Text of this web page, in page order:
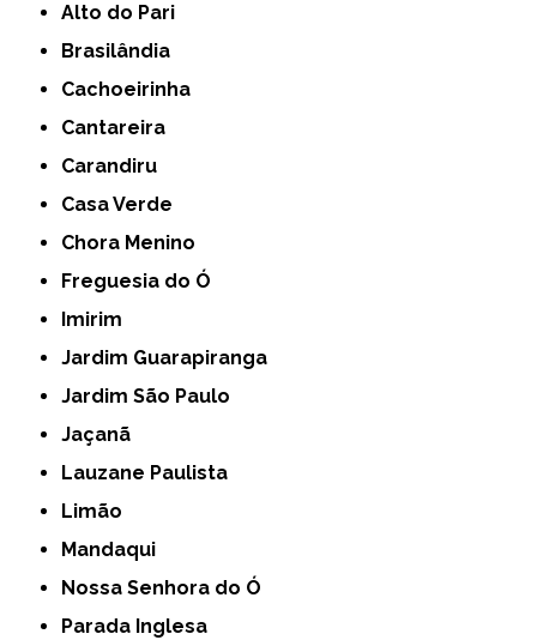
Alto do Pari
Brasilândia
Cachoeirinha
Cantareira
Carandiru
Casa Verde
Chora Menino
Freguesia do Ó
Imirim
Jardim Guarapiranga
Jardim São Paulo
Jaçanã
Lauzane Paulista
Limão
Mandaqui
Nossa Senhora do Ó
Parada Inglesa